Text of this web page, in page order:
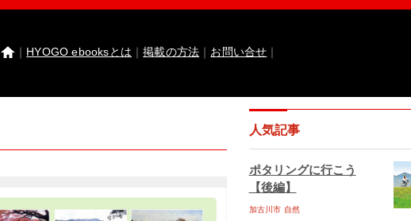
｜ HYOGO ebooksとは ｜掲載の方法 ｜ お問い合せ ｜
わたしたちのまち北播磨がもっと好きになる なるほどっ！山田錦
園田学園女子大学 園田学園女子大学短期大学部 国際交流センター
神戸市
神戸市垂水区ebooks丹波市ebooks
福崎
多可町ebooks佐用町ebooks
西脇市
高砂市ebooks太子町ebooks香美町ebooks 加東市ebooks川西市ebooks
宍粟市
人気記事
ポタリングに行こう
【後編】
加古川市 自然